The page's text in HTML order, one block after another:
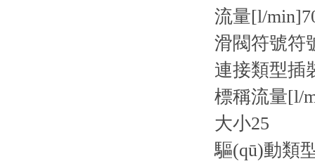
流量[l/min]
滑閥符號符
連接類型插
標稱流量[l/
大小25
驅(qū)動類